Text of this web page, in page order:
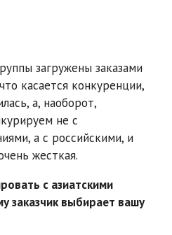
загружены заказами
касается конкуренции,
а, наоборот,
не с
а с российскими, и
жесткая.
с азиатскими
заказчик выбирает вашу